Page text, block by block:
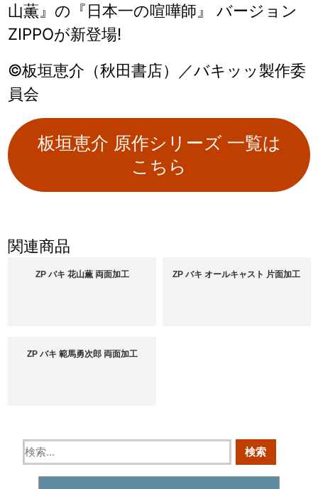
山薫』の『日本一の喧嘩師』 バージョン
ZIPPOが新登場!
©板垣恵介（秋田書店）／バキッッ製作委
員会
板垣恵介 原作シリーズ 一覧は
こちら
関連商品
ZP バキ 花山薫 両面加工 ZP バキ オールキャスト 片面加工
ZP バキ 範馬勇次郎 両面加工